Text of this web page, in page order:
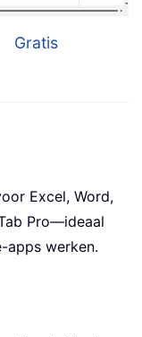
Gratis
Excel, Word,
Pro—ideaal
apps werken.